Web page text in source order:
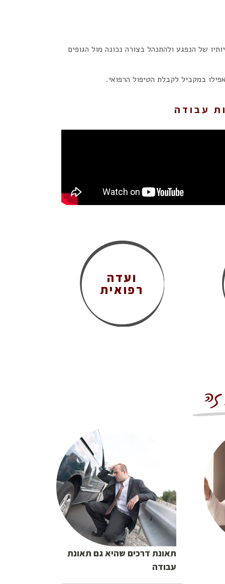
של הנפגע ולהתנהל בצורה נכונה מול הגופים
במקביל לקבלת הטיפול הרפואי.
עבודה
ועדה
רפואית
תאונת דרכים שהיא גם תאונת
עבודה